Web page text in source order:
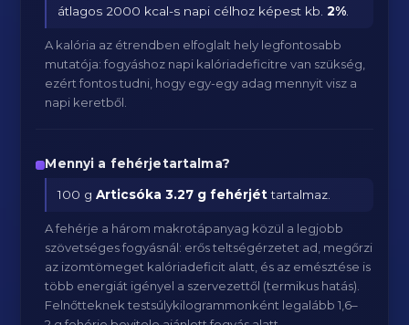
átlagos 2000 kcal-s napi célhoz képest kb.2%
A kalória az étrendben elfoglalt hely legfontosabb
mutatója: fogyáshoz napi kalóriadeficitre van szükség,
ezért fontos tudni, hogy egy-egy adag mennyit visz a
napi keretből.
Mennyi a fehérjetartalma?
100 gArticsóka 3.27 g fehérjéttartalmaz.
A fehérje a három makrotápanyag közül a legjobb
szövetséges fogyásnál: erős teltségérzetet ad, megőrzi
az izomtömeget kalóriadeficit alatt, és az emésztése is
több energiát igényel a szervezettől (termikus hatás).
Felnőtteknek testsúlykilogrammonként legalább 1,6–